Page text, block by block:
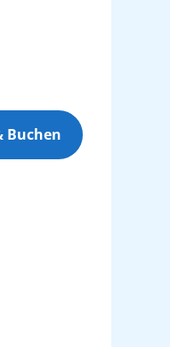
Buchen